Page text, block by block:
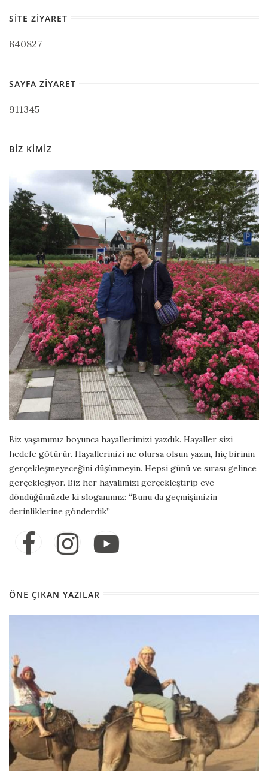
SITE ZIYARET
840827
SAYFA ZIYARET
911345
BIZ KIMIZ
Biz yaşamımız boyunca hayallerimizi yazdık. Hayaller sizi
hedefe götürür. Hayallerinizi ne olursa olsun yazın, hiç birinin
gerçekleşmeyeceğini düşünmeyin. Hepsi günü ve sırası gelince
gerçekleşiyor. Biz her hayalimizi gerçekleştirip eve
döndüğümüzde ki sloganımız: “Bunu da geçmişimizin
derinliklerine gönderdik”
ÖNE ÇIKAN YAZILAR